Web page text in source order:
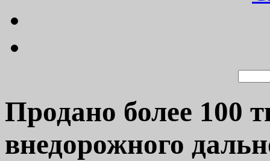
Продано более 100
внедорожного